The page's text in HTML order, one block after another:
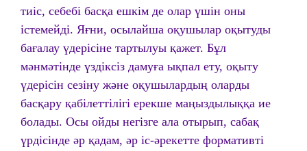
тиіс, себебі басқа ешкім де олар үшін оны
істемейді. Яғни, осылайша оқушылар оқытуды
бағалау үдерісіне тартылуы қажет. Бұл
мәнмәтінде үздіксіз дамуға ықпал ету, оқыту
үдерісін сезіну және оқушылардың оларды
басқару қабілеттілігі ерекше маңыздылыққа ие
болады. Осы ойды негізге ала отырып, сабақ
үрдісінде әр қадам, әр іс-әрекетте формативті